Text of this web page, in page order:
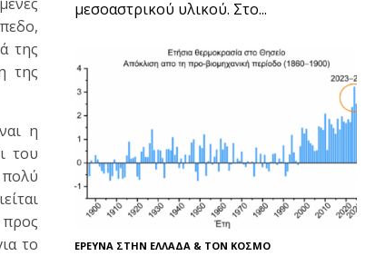
της
της
η
του
προς
το
μεσοαστρικού υλικού. Στο...
ΕΡΕΥΝΑ ΣΤΗΝ ΕΛΛΑΔΑ & ΤΟΝ ΚΟΣΜΟ